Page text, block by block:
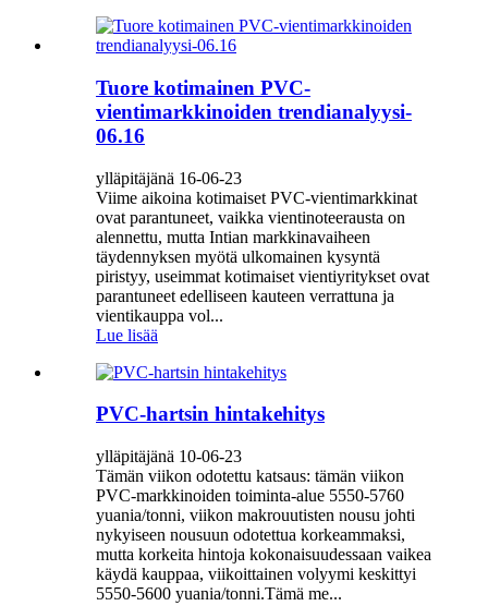
Tuore kotimainen PVC-
vientimarkkinoiden trendianalyysi-
06.16
ylläpitäjänä 16-06-23
Viime aikoina kotimaiset PVC-vientimarkkinat
ovat parantuneet, vaikka vientinoteerausta on
alennettu, mutta Intian markkinavaiheen
täydennyksen myötä ulkomainen kysyntä
piristyy, useimmat kotimaiset vientiyritykset ovat
parantuneet edelliseen kauteen verrattuna ja
vientikauppa vol...
Lue lisää
PVC-hartsin hintakehitys
ylläpitäjänä 10-06-23
Tämän viikon odotettu katsaus: tämän viikon
PVC-markkinoiden toiminta-alue 5550-5760
yuania/tonni, viikon makrouutisten nousu johti
nykyiseen nousuun odotettua korkeammaksi,
mutta korkeita hintoja kokonaisuudessaan vaikea
käydä kauppaa, viikoittainen volyymi keskittyi
5550-5600 yuania/tonni.Tämä me...